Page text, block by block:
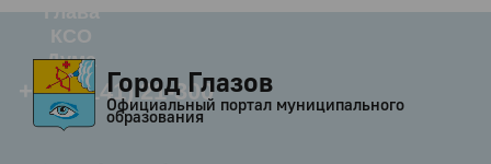
Глава
КСО
Дума
+7 (34141) 21-300
Город Глазов
Официальный портал муниципального
образования